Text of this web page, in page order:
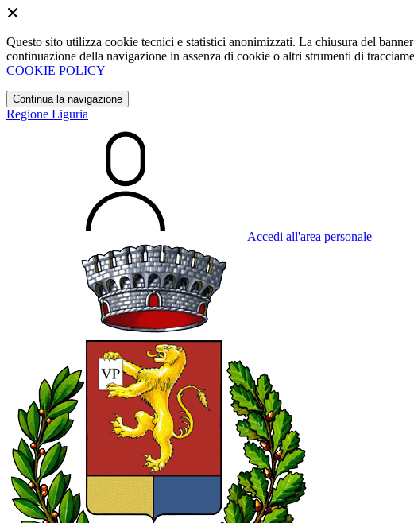
Questo sito utilizza cookie tecnici e statistici anonimizzati. La chiusura del
continuazione della navigazione in assenza di cookie o altri strumenti di
COOKIE POLICY
Continua la navigazione
Regione Liguria
Accedi all'area personale